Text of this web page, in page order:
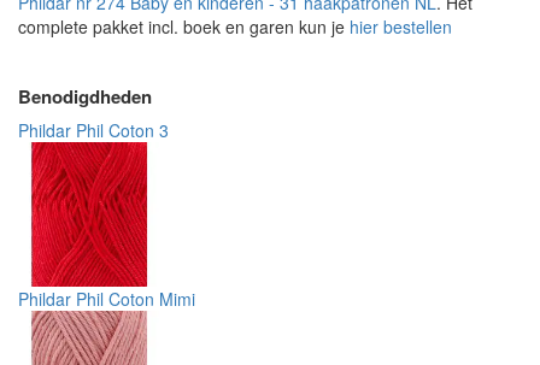
complete pakket incl. boek en garen kun je hier bestellen
Benodigdheden
Phildar Phil Coton 3
Phildar Phil Coton Mimi